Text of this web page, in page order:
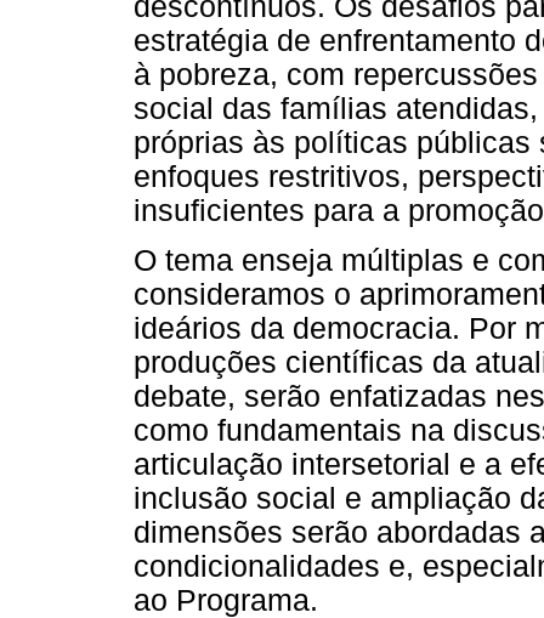
estratégia de enfrentamento
à pobreza, com
social das famílias
próprias às políticas públicas
enfoques restritivos,
insuficientes para a
O tema enseja múltiplas e
consideramos o
ideários da democracia. Por
produções científicas da
debate, serão enfatizadas
como fundamentais na
articulação intersetorial e a
inclusão social e ampliação
dimensões serão abordadas
condicionalidades e,
ao Programa.